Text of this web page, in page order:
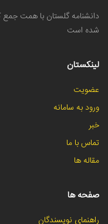
دانشنامه گلستان با همت
شده است
لینکستان
عضویت
ورود به سامانه
خبر
تماس با ما
مقاله ها
صفحه ها
راهنمای نویسندگان